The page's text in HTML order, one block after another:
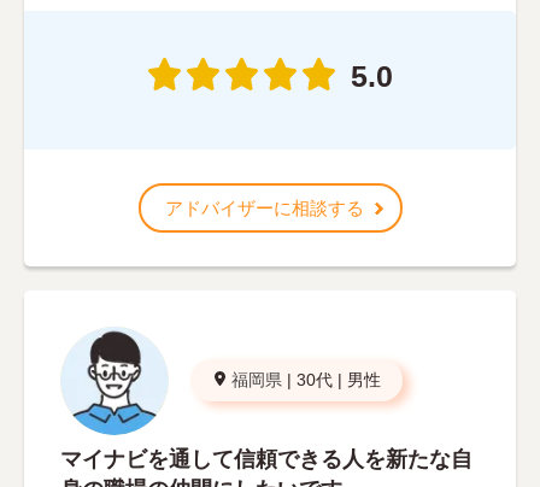
5.0
アドバイザーに相談する
福岡県 | 30代 | 男性
マイナビを通して信頼できる人を新たな自